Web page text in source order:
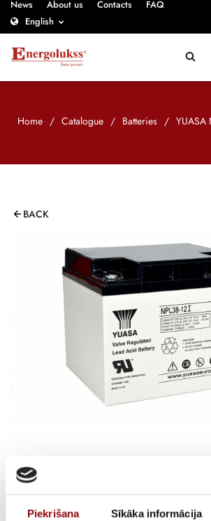
Piekrišana Sīkāka informācija
News About us Contacts
FAQ
English
Home / Catalogue / Batteries / YUASA
BACK
YUASA NPL38-
38Ah